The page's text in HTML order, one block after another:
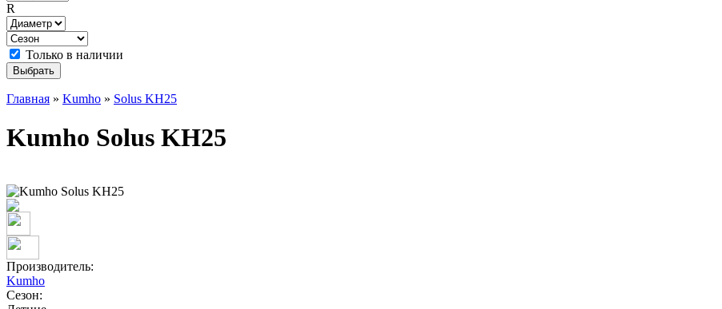
R
Только в наличии
Главная » Kumho » Solus KH25
Kumho Solus KH25
Производитель:
Kumho
Сезон: